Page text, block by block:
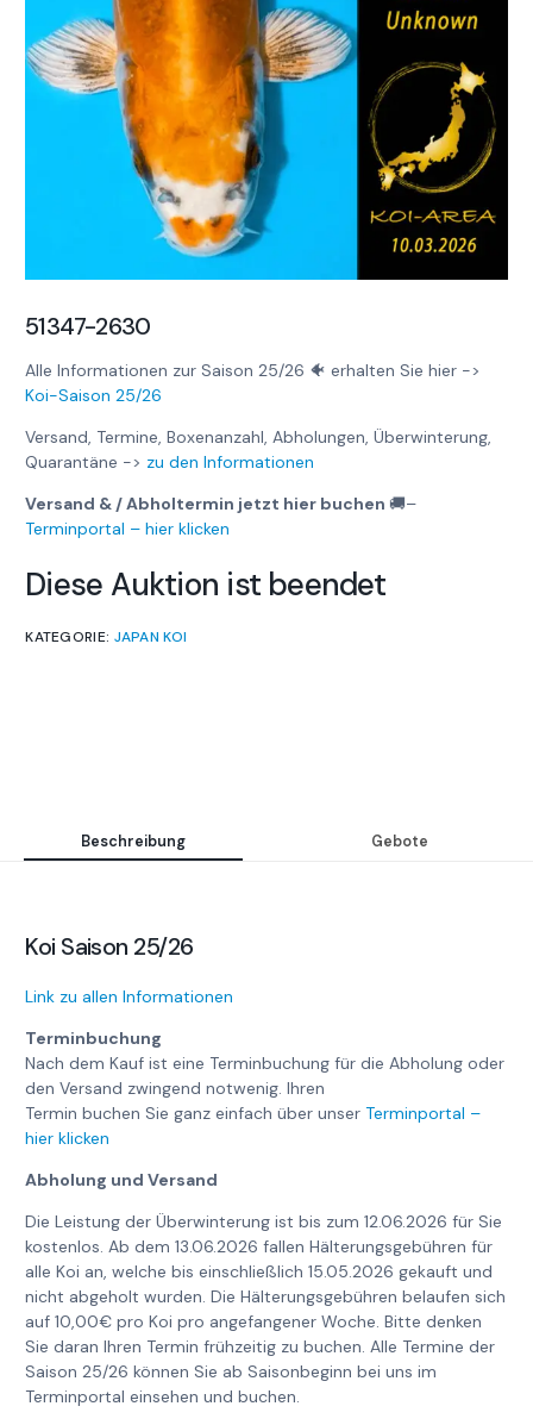
51347-2630
Alle Informationen zur Saison 25/26 🐠 erhalten Sie hier ->
Koi-Saison 25/26
Versand, Termine, Boxenanzahl, Abholungen, Überwinterung,
Quarantäne -> zu den Informationen
Versand & / Abholtermin jetzt hier buchen 🚚–
Terminportal – hier klicken
Diese Auktion ist beendet
KATEGORIE: JAPAN KOI
Beschreibung Gebote
Koi Saison 25/26
Link zu allen Informationen
Terminbuchung
Nach dem Kauf ist eine Terminbuchung für die Abholung oder
den Versand zwingend notwenig. Ihren
Termin buchen Sie ganz einfach über unserTerminportal –
hier klicken
Abholung und Versand
Die Leistung der Überwinterung ist bis zum 12.06.2026 für Sie
kostenlos. Ab dem 13.06.2026 fallen Hälterungsgebühren für
alle Koi an, welche bis einschließlich 15.05.2026 gekauft und
nicht abgeholt wurden. Die Hälterungsgebühren belaufen sich
auf 10,00€ pro Koi pro angefangener Woche. Bitte denken
Sie daran Ihren Termin frühzeitig zu buchen. Alle Termine der
Saison 25/26 können Sie ab Saisonbeginn bei uns im
Terminportal einsehen und buchen.